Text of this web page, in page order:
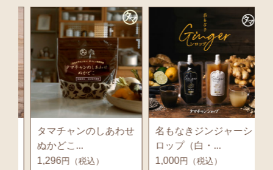
タマチャンのしあわせ
ぬかどこ...
1,296円（税込）
名もなきジンジャーシ
ロップ（白・...
1,000円（税込）